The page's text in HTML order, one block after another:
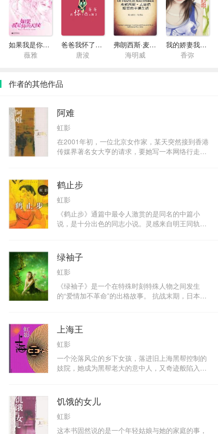
如果我是你的天使(心之彼岸)
薇雅
爸爸我怀了你的孩子
唐浚
弗朗西斯·麦康伯短促的幸福生活
海明威
我的娇妻我来疼
香弥
作者的其他作品
阿难
虹影
在2001年初，一位北京女作家，某天突然接到香港
传媒界著名女大亨的请求，要她写一本网络行走文
歌手，而是一个神秘的逃犯。而且几方面的人物都
急如星火地加入追捕。故事发生在当今的北京，南
方的海岛和风光绮丽的印度。以死救赎灵魂的神秘
令人迷茫：太晚的悔罪，结果追捕者和被追捕者都
落到一个意想不到的结局中。
鹤止步
虹影
《鹤止步》通篇中最令人激赏的是同名的中篇小
说，是十分出色的同志小说。灵感来自明王同轨
忽不继，遂怀愤在心，举发友人，友人受刑死，自
己亦触木身亡。虹影将故事改写为汪伪政权时期的
上海，军统与特工再加上国共间谍与黑帮相斗之下
二名男子的情谊爱恨生死。
绿袖子
虹影
《绿袖子》是一个在特殊时刻特殊人物之间发生
的“爱情加不革命”的出格故事。 抗战末期，日本人
的中日混血演员玉子做主角。日本厂长与乐队中一
个中俄混血的少年圆号手争吵起来，玉子不识时务
地站在少年一边。两人尽管有年龄差异，却产生了
爱情。苏军占领长春，玉子被指为汉奸，少年为玉
子辩护时被指为俄奸，一放逐一关押。东北战火延
烧多年，玉子与少年在废墟和围城之间冒死寻找。
怀。 此书开创了一个新的文本，作者的创作过程、
调查研究过程、出版过程皆浓缩于其中，是一本深
深抓住人心的动态之书。
上海王
虹影
一个沦落风尘的乡下女孩，落进旧上海黑帮控制的
妓院，她成为黑帮老大的意中人，又奇迹般陷入地
成功了，是一个以黑帮势力称王称霸的上海王。但
她最终得到的，却仍是人性的悲剧。
饥饿的女儿
虹影
这本书固然说的是一个年轻姑娘与她的家庭的事，